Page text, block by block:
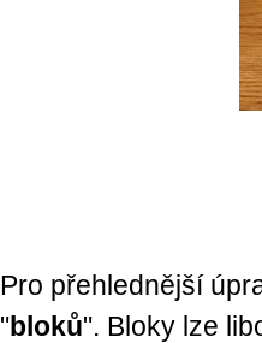
Pro přehlednější
"bloků". Bloky lze